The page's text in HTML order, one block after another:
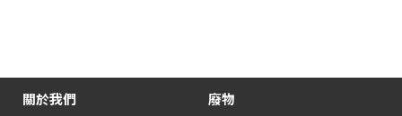
關於我們 廢物